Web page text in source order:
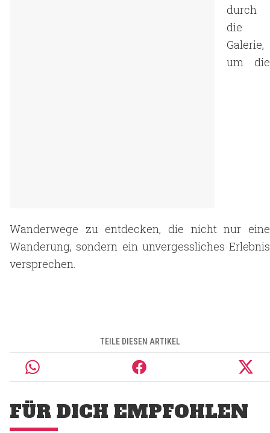
durch
die
Galerie,
um die
Wanderwege zu entdecken, die nicht nur eine
Wanderung, sondern ein unvergessliches Erlebnis
versprechen.
TEILE DIESEN ARTIKEL
FÜR DICH EMPFOHLEN